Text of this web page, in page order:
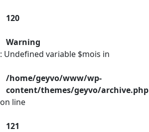
120
Warning
: Undefined variable $mois in
/home/geyvo/www/wp-
content/themes/geyvo/archive.php
on line
121